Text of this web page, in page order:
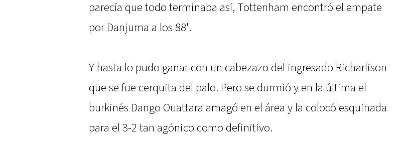
parecía que todo terminaba así, Tottenham encontró el empate
por Danjuma a los 88'.
Y hasta lo pudo ganar con un cabezazo del ingresado Richarlison
que se fue cerquita del palo. Pero se durmió y en la última el
burkinés Dango Ouattara amagó en el área y la colocó esquinada
para el 3-2 tan agónico como definitivo.